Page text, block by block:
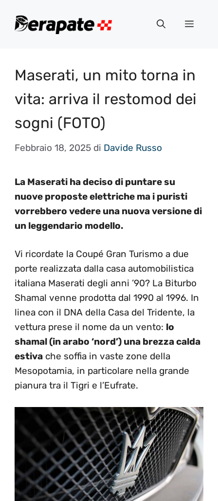
Menu
Maserati, un mito torna in
vita: arriva il restomod dei
sogni (FOTO)
Febbraio 18, 2025 di Davide Russo
La Maserati ha deciso di puntare su
nuove proposte elettriche ma i puristi
vorrebbero vedere una nuova versione di
un leggendario modello.
Vi ricordate la Coupé Gran Turismo a due
porte realizzata dalla casa automobilistica
italiana Maserati degli anni ’90? La Biturbo
Shamal venne prodotta dal 1990 al 1996. In
linea con il DNA della Casa del Tridente, la
vettura prese il nome da un vento: lo
shamal (in arabo ‘nord’) una brezza calda
estiva che soffia in vaste zone della
Mesopotamia, in particolare nella grande
pianura tra il Tigri e l’Eufrate.